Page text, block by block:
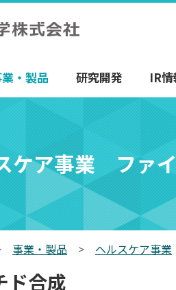
・製品 研究開発 IR
ケア事業 ファ
事業・製品 > ヘルスケア事業
ド合成